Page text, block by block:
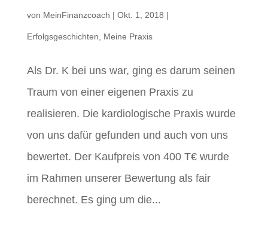
von MeinFinanzcoach | Okt. 1, 2018 |
Erfolgsgeschichten Meine Praxis
Als Dr. K bei uns war, ging es darum seinen
Traum von einer eigenen Praxis zu
realisieren. Die kardiologische Praxis wurde
von uns dafür gefunden und auch von uns
bewertet. Der Kaufpreis von 400 T€ wurde
im Rahmen unserer Bewertung als fair
berechnet. Es ging um die...